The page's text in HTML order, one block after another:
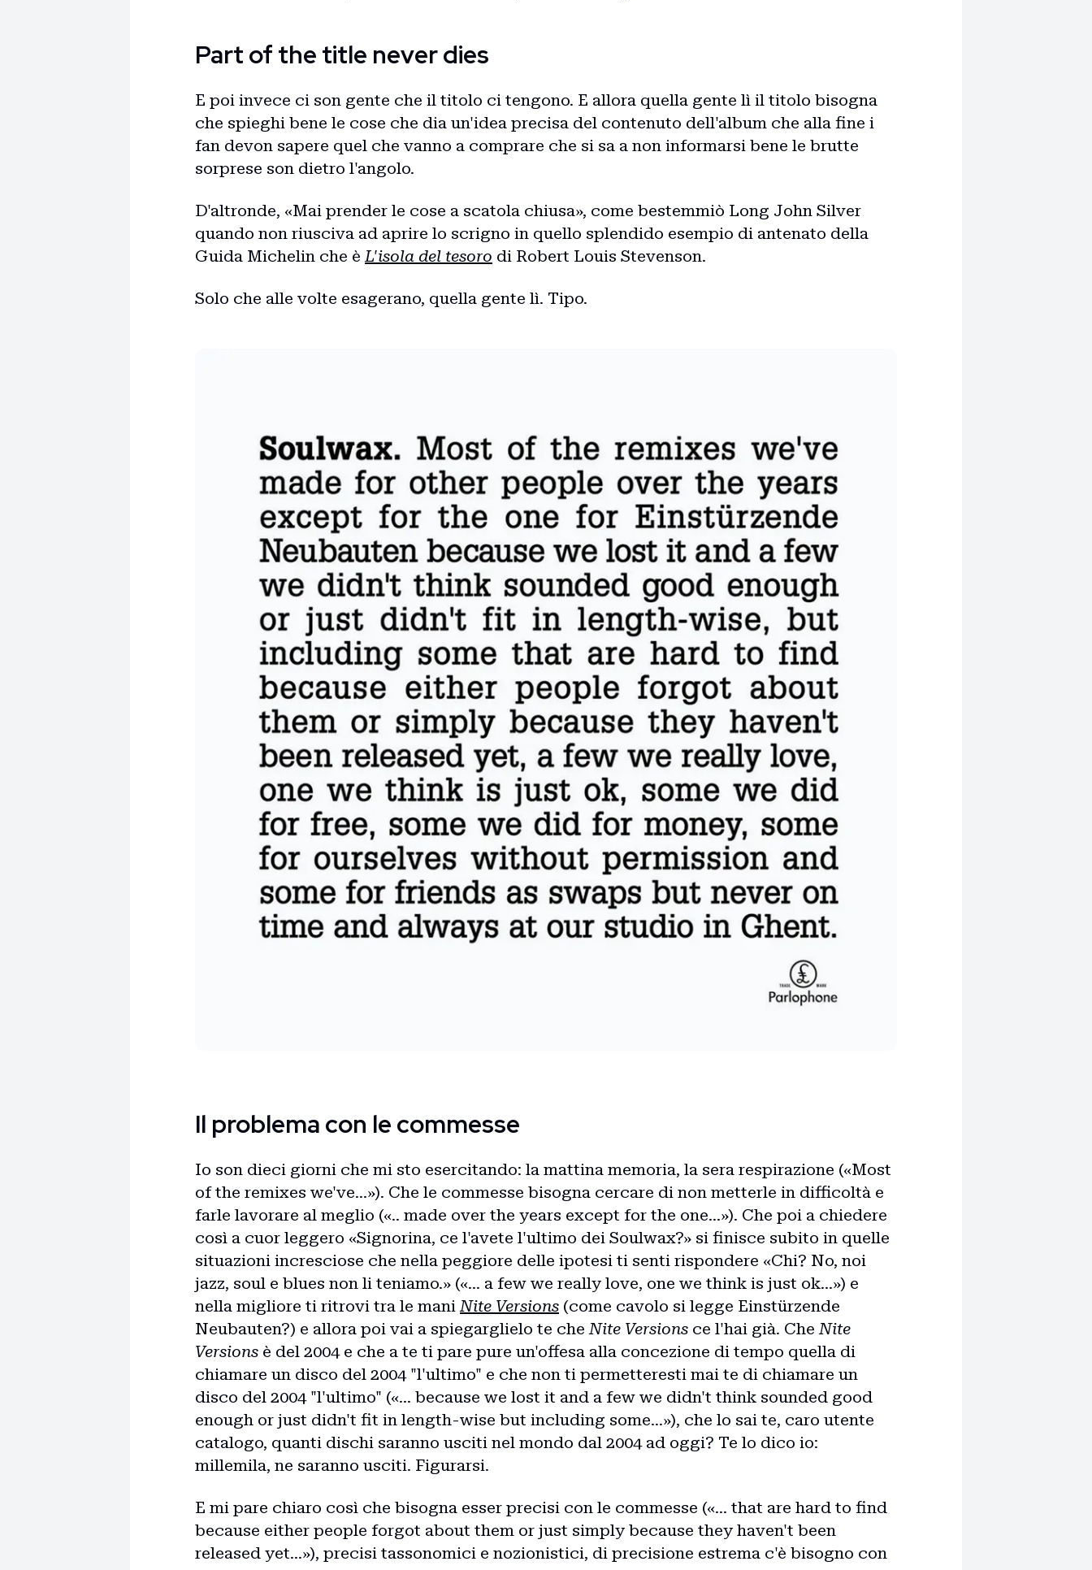
Blog
Storie
Collaborazioni
Part of the title never dies
E poi invece ci son gente che il titolo ci tengono. E allora quella gente lì il titolo bisogna
che spieghi bene le cose che dia un'idea precisa del contenuto dell'album che alla fine i
fan devon sapere quel che vanno a comprare che si sa a non informarsi bene le brutte
sorprese son dietro l'angolo.
D'altronde, «Mai prender le cose a scatola chiusa», come bestemmiò Long John Silver
quando non riusciva ad aprire lo scrigno in quello splendido esempio di antenato della
Guida Michelin che èL'isola del tesoro di Robert Louis Stevenson.
Solo che alle volte esagerano, quella gente lì. Tipo.
Il problema con le commesse
Io son dieci giorni che mi sto esercitando: la mattina memoria, la sera respirazione («Most
of the remixes we've...»). Che le commesse bisogna cercare di non metterle in difficoltà e
farle lavorare al meglio («.. made over the years except for the one...»). Che poi a chiedere
così a cuor leggero «Signorina, ce l'avete l'ultimo dei Soulwax?» si finisce subito in quelle
situazioni incresciose che nella peggiore delle ipotesi ti senti rispondere «Chi? No, noi
jazz, soul e blues non li teniamo.» («... a few we really love, one we think is just ok...») e
nella migliore ti ritrovi tra le maniNite Versions (come cavolo si legge Einstürzende
Neubauten?) e allora poi vai a spiegarglielo te cheNite Versions ce l'hai già. CheNite
Versions è del 2004 e che a te ti pare pure un'offesa alla concezione di tempo quella di
chiamare un disco del 2004 "l'ultimo" e che non ti permetteresti mai te di chiamare un
disco del 2004 "l'ultimo" («... because we lost it and a few we didn't think sounded good
enough or just didn't fit in length-wise but including some...»), che lo sai te, caro utente
catalogo, quanti dischi saranno usciti nel mondo dal 2004 ad oggi? Te lo dico io:
millemila, ne saranno usciti. Figurarsi.
E mi pare chiaro così che bisogna esser precisi con le commesse («... that are hard to find
because either people forgot about them or just simply because they haven't been
released yet...»), precisi tassonomici e nozionistici, di precisione estrema c'è bisogno con